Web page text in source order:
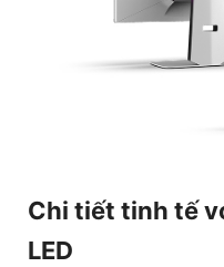
Chi tiết tinh tế
LED